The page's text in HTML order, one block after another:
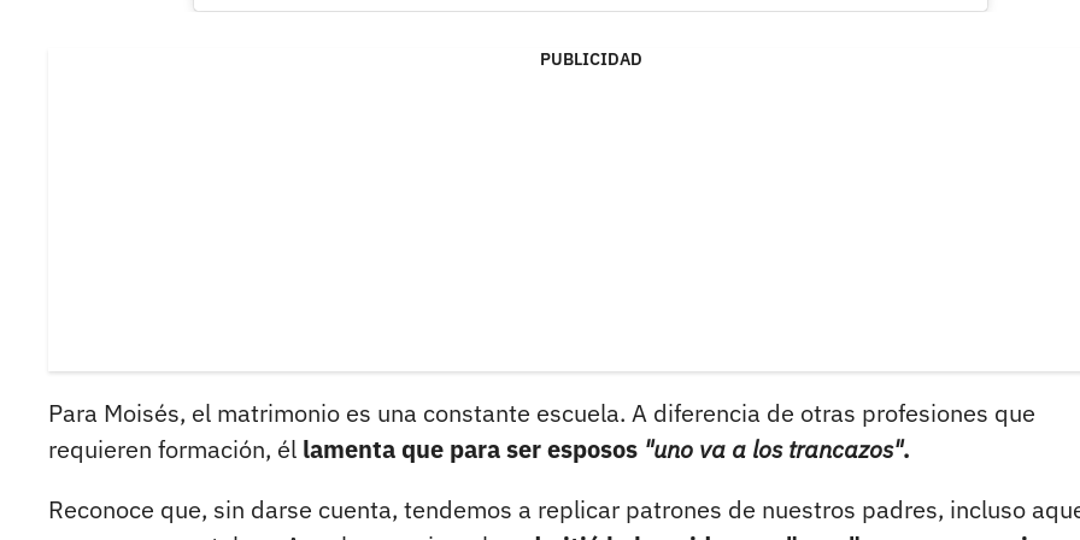
PUBLICIDAD
Para Moisés, el matrimonio es una constante escuela. A diferencia de otras profesiones que
requieren formación, él lamenta que para ser esposos "uno va a los trancazos".
Reconoce que, sin darse cuenta, tendemos a replicar patrones de nuestros padres, incluso